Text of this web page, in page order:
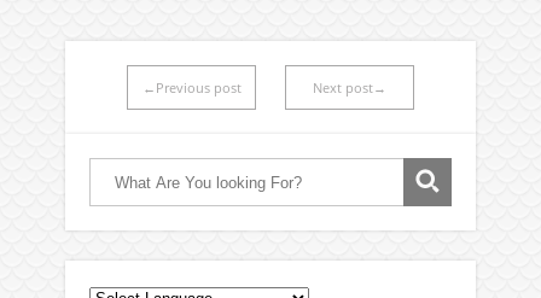
←Previous post Next post→